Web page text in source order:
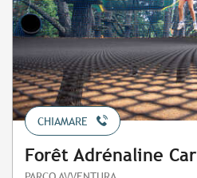
CHIAMARE
Forêt Adrénaline